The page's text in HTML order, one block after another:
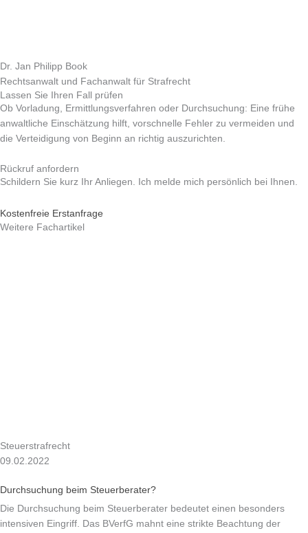
Dr. Jan Philipp Book
Rechtsanwalt und Fachanwalt für Strafrecht
Lassen Sie Ihren Fall prüfen
Ob Vorladung, Ermittlungsverfahren oder Durchsuchung: Eine frühe
anwaltliche Einschätzung hilft, vorschnelle Fehler zu vermeiden und
die Verteidigung von Beginn an richtig auszurichten.
Rückruf anfordern
Schildern Sie kurz Ihr Anliegen. Ich melde mich persönlich bei Ihnen.
Kostenfreie Erstanfrage
Weitere Fachartikel
Steuerstrafrecht
09.02.2022
Durchsuchung beim Steuerberater?
Die Durchsuchung beim Steuerberater bedeutet einen besonders
intensiven Eingriff. Das BVerfG mahnt eine strikte Beachtung der